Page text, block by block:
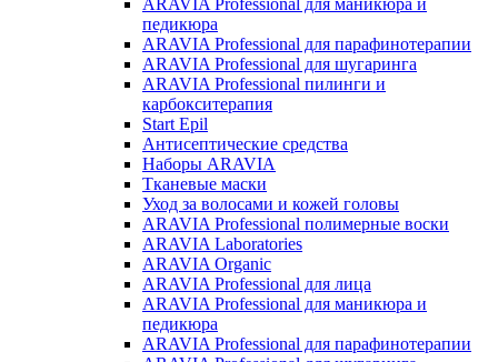
ARAVIA Professional для маникюра и
педикюра
ARAVIA Professional для парафинотерапии
ARAVIA Professional для шугаринга
ARAVIA Professional пилинги и
карбокситерапия
Start Epil
Антисептические средства
Наборы ARAVIA
Тканевые маски
Уход за волосами и кожей головы
ARAVIA Professional полимерные воски
ARAVIA Laboratories
ARAVIA Organic
ARAVIA Professional для лица
ARAVIA Professional для маникюра и
педикюра
ARAVIA Professional для парафинотерапии